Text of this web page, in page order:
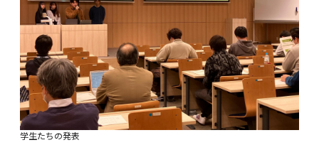
学生たちの発表